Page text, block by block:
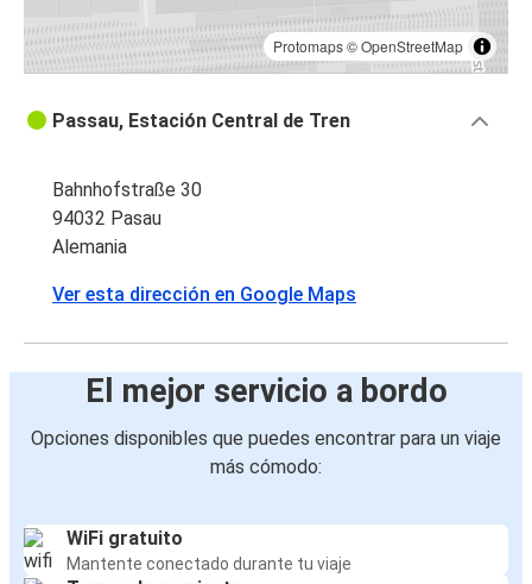
Protomaps©OpenStreetMap
Passau, Estación Central de Tren
Bahnhofstraße 30
94032 Pasau
Alemania
Ver esta dirección en Google Maps
El mejor servicio a bordo
Opciones disponibles que puedes encontrar para un viaje
más cómodo:
WiFi gratuito
Mantente conectado durante tu viaje